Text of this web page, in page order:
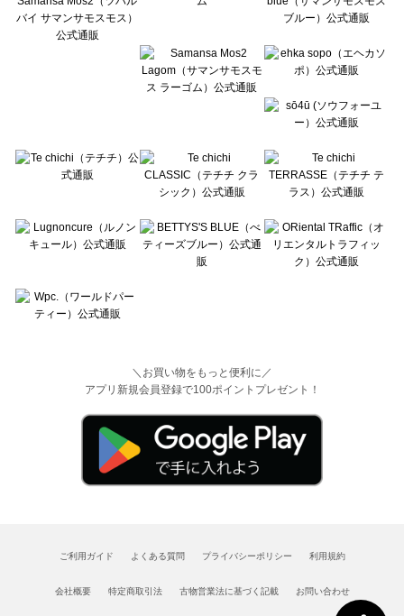
BETTY'S BLUE（べティーズブルー）のボトムス一覧
Wpc.（ワールドパーティー）のボトムス一覧
＼お買い物をもっと便利に／
アプリ新規会員登録で100ポイントプレゼント！
ご利用ガイド よくある質問 プライバシーポリシー 利用規約
会社概要 特定商取引法 古物営業法に基づく記載 お問い合わせ